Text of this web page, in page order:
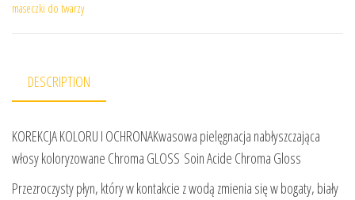
maseczki do twarzy
DESCRIPTION
KOREKCJA KOLORU I OCHRONAKwasowa pielęgnacja nabłyszczająca
włosy koloryzowane Chroma GLOSS Soin Acide Chroma Gloss
Przezroczysty płyn, który w kontakcie z wodą zmienia się w bogaty, biały